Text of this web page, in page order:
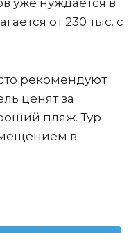
уже нуждается в
от 230 тыс. с
рекомендуют
ценят за
пляж. Тур
в